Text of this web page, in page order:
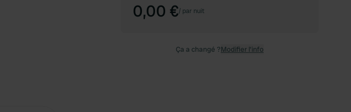
0,00 €/ par nuit
Ça a changé ?Modifier l’info